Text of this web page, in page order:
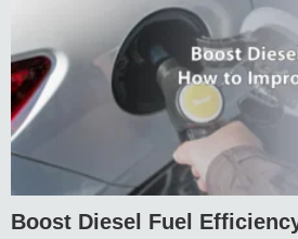
Boost Diesel Fuel